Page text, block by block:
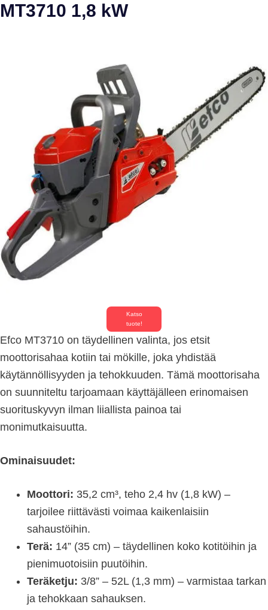
MT3710 1,8 kW
Katso
tuote!
Efco MT3710 on täydellinen valinta, jos etsit
moottorisahaa kotiin tai mökille, joka yhdistää
käytännöllisyyden ja tehokkuuden. Tämä moottorisaha
on suunniteltu tarjoamaan käyttäjälleen erinomaisen
suorituskyvyn ilman liiallista painoa tai
monimutkaisuutta.
Ominaisuudet:
Moottori: 35,2 cm³, teho 2,4 hv (1,8 kW) –
tarjoilee riittävästi voimaa kaikenlaisiin
sahaustöihin.
Terä: 14” (35 cm) – täydellinen koko kotitöihin ja
pienimuotoisiin puutöihin.
Teräketju: 3/8” – 52L (1,3 mm) – varmistaa tarkan
ja tehokkaan sahauksen.